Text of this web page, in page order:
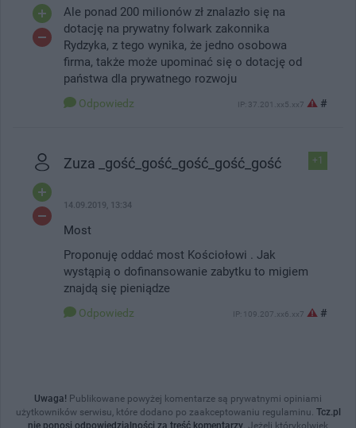
Ale ponad 200 milionów zł znalazło się na
dotację na prywatny folwark zakonnika
Rydzyka, z tego wynika, że jedno osobowa
firma, także może upominać się o dotację od
państwa dla prywatnego rozwoju
Odpowiedz IP: 37.201.xx5.xx7 #
+1
Zuza _gość_gość_gość_gość_gość
14.09.2019, 13:34
Most
Proponuję oddać most Kościołowi . Jak
wystąpią o dofinansowanie zabytku to migiem
znajdą się pieniądze
Odpowiedz IP: 109.207.xx6.xx7 #
Uwaga! Publikowane powyżej komentarze są prywatnymi opiniami
użytkowników serwisu, które dodano po zaakceptowaniu regulaminu. Tcz.pl
nie ponosi odpowiedzialności za treść komentarzy. Jeżeli którykolwiek